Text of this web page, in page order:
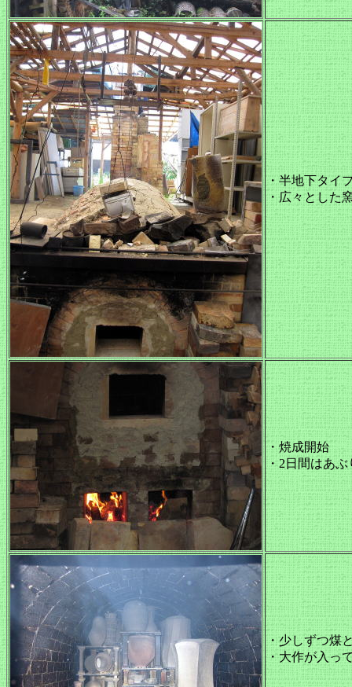
・半地下タイ
・広々とした
・焼成開始
・2日間はあ
・少しずつ煤
・大作が入っ